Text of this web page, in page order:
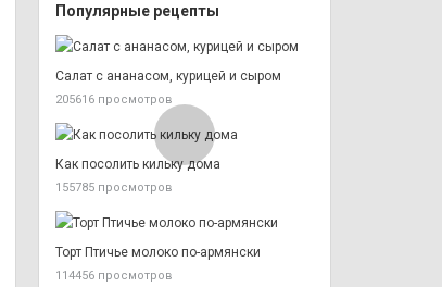
Популярные рецепты
Салат с ананасом, курицей и сыром
205616 просмотров
Как посолить кильку дома
155785 просмотров
Торт Птичье молоко по-армянски
114456 просмотров